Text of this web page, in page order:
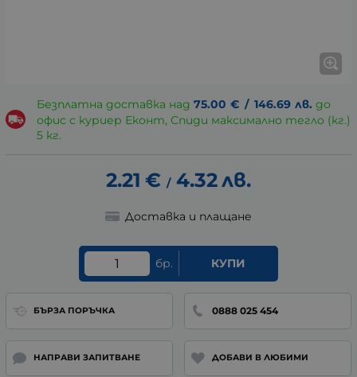
Безплатна доставка над 75.00 € / 146.69 лв. до
офис с куриер Еконт, Спиди максимално тегло (кг.)
5 кг.
2.21 € / 4.32лв.
Доставка и плащане
бр. КУПИ
БЪРЗА ПОРЪЧКА 0888 025 454
НАПРАВИ ЗАПИТВАНЕ ДОБАВИ В ЛЮБИМИ